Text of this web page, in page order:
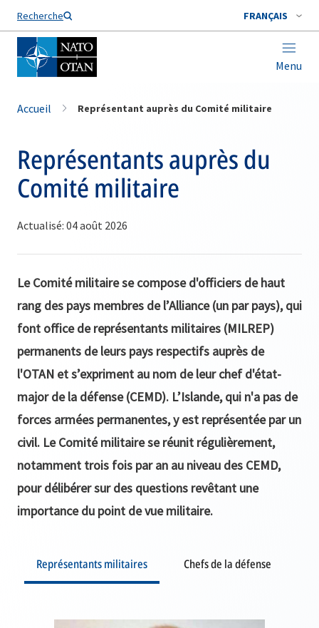
Recherche FRANÇAIS
Menu
Nom de famille*
Accueil Représentant auprès du Comité militaire
Représentants auprès du
Comité militaire
Actualisé: 04 août 2026
Le Comité militaire se compose d'officiers de haut
rang des pays membres de l’Alliance (un par pays), qui
font office de représentants militaires (MILREP)
permanents de leurs pays respectifs auprès de
l'OTAN et s’expriment au nom de leur chef d'état-
major de la défense (CEMD). L’Islande, qui n'a pas de
forces armées permanentes, y est représentée par un
civil. Le Comité militaire se réunit régulièrement,
notamment trois fois par an au niveau des CEMD,
pour délibérer sur des questions revêtant une
importance du point de vue militaire.
Représentants militaires Chefs de la défense